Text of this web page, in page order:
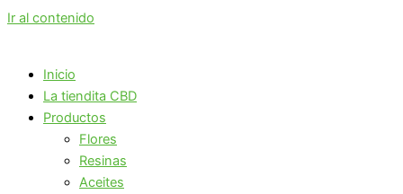
Ir al contenido
Inicio
La tiendita CBD
Productos
Flores
Resinas
Aceites